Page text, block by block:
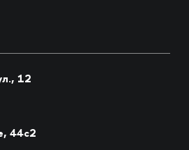
12
44с2